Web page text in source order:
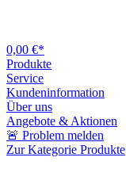
0,00 €*
Produkte
Service
Kundeninformation
Über uns
Angebote & Aktionen
🚨 Problem melden
Zur Kategorie Produkte